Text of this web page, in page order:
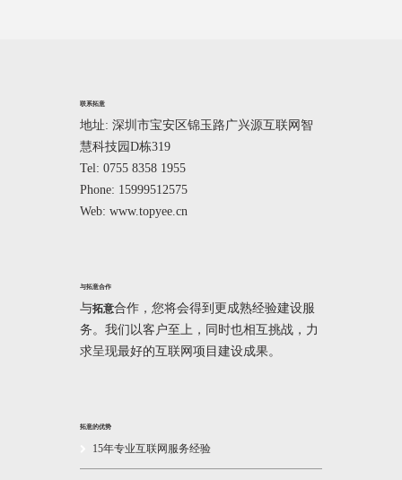
联系拓意
地址: 深圳市宝安区锦玉路广兴源互联网智
慧科技园D栋319
Tel: 0755 8358 1955
Phone: 15999512575
Web: www.topyee.cn
与拓意合作
与拓意合作，您将会得到更成熟经验建设服
务。我们以客户至上，同时也相互挑战，力
求呈现最好的互联网项目建设成果。
拓意的优势
15年专业互联网服务经验